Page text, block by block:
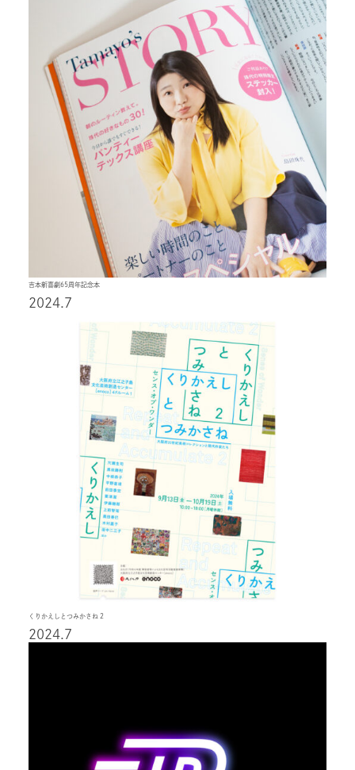
吉本新喜劇65周年記念本
2024.7
くりかえしとつみかさね 2
2024.7